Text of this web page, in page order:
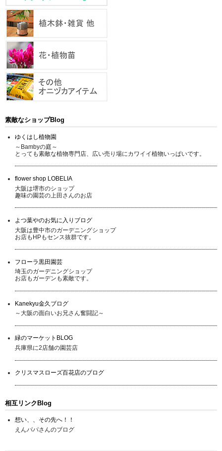
素敵なショップBlog
ゆくはし植物園
～Bambyの庭～
とっても素敵な植物専門店、広い売り場にカワイイ植物いっぱいです。
flower shop LOBELIA
大阪は堺市のショップ
趣味の園芸の上田さんのお店
よつ葉やのお気に入りブログ
大阪は豊中市のガーデニングショップ
お店もHPもセンス抜群です。
フローラ黒田園芸
埼玉のガーデニングショップ
お店もガーデンも素敵です。
Kanekyu金久ブログ
～大阪の面白いお兄さん奮闘記～
緑のマーケットBLOG
兵庫県に2店舗の園芸店
クリスマスローズ百花店のブログ
相互リンクBlog
想い、、その先へ！！
えんパパさんのブログ